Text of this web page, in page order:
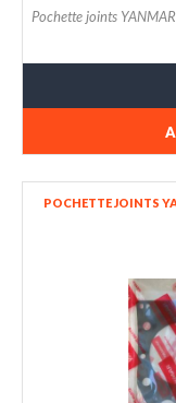
Pochette joints
POCHETTE JOINTS